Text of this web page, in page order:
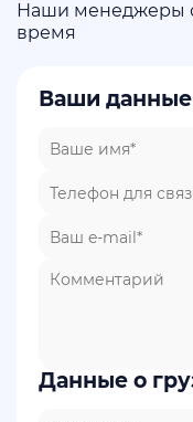
Наши менеджеры
время
Ваши данные
Данные о